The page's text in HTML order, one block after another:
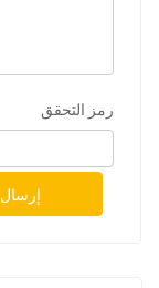
رمز التحقق
إرسال